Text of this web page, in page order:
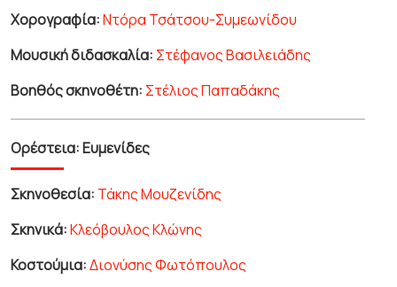
Χορογραφία:Ντόρα Τσάτσου-Συμεωνίδου
Μουσική διδασκαλία: Στέφανος Βασιλειάδης
Βοηθός σκηνοθέτη: Στέλιος Παπαδάκης
Ορέστεια: Ευμενίδες
Σκηνοθεσία: Τάκης Μουζενίδης
Σκηνικά:Κλεόβουλος Κλώνης
Κοστούμια:Διονύσης Φωτόπουλος